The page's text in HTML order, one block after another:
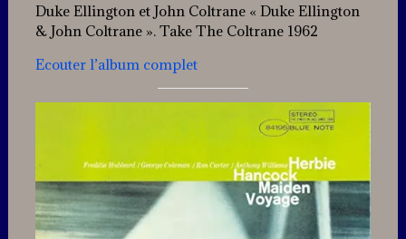
Duke Ellington et John Coltrane « Duke Ellington
& John Coltrane ». Take The Coltrane 1962
Ecouter l’album complet